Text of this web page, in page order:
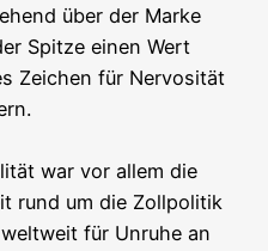
über der Mar­ke
Spit­ze einen Wert
Zei­chen für Ner­vo­si­tät
war vor allem die
rund um die Zoll­po­li­tik
für Unru­he an